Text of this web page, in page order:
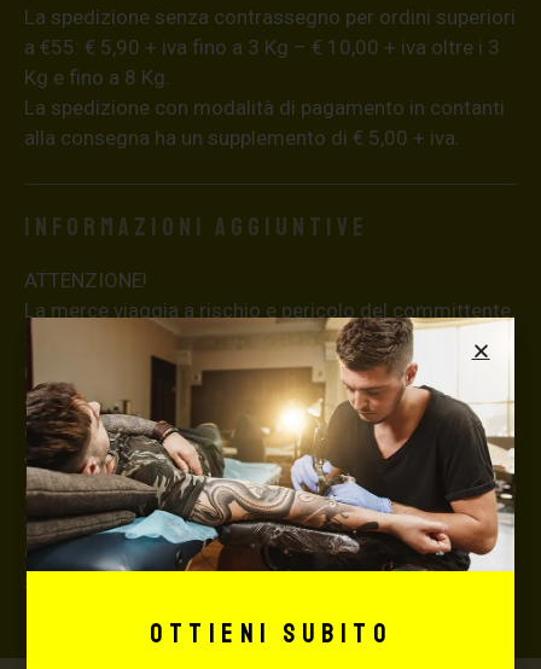
La spedizione senza contrassegno per ordini superiori
a €55: € 5,90 + iva fino a 3 Kg – € 10,00 + iva oltre i 3
Kg e fino a 8 Kg.
La spedizione con modalità di pagamento in contanti
alla consegna ha un supplemento di € 5,00 + iva.
Informazioni aggiuntive
ATTENZIONE!
La merce viaggia a rischio e pericolo del committente.
Si consiglia, per spedizioni superiori a € 500,00 di
richiedere l’invio della merce con assicurazione (in
questo caso, se la merce dovesse essere smarrita o
danneggiata dal corriere, quest’ultimo risarcirà l’intero
valore della merce, in caso contrario nessuno
rimborserà il destinatario) con un costo aggiuntivo del
3,5% sul valore totale del carrello, da richiedere prima
di concludere il pagamento al seguente indirizzo:
shop@maxsignorello.it
Ottieni subito